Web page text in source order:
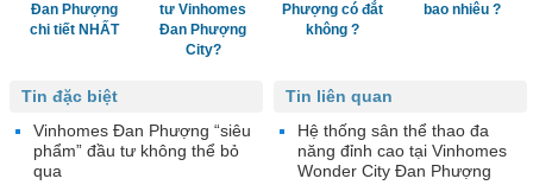
Đan Phượng
chi tiết NHẤT
tư Vinhomes
Đan Phượng
City?
Phượng có đắt
không ?
bao nhiêu ?
Tin liên quan
Hệ thống sân thể thao đa
năng đỉnh cao tại Vinhomes
Wonder City Đan Phượng
Tin đặc biệt
Vinhomes Đan Phượng “siêu
phẩm” đầu tư không thể bỏ
qua